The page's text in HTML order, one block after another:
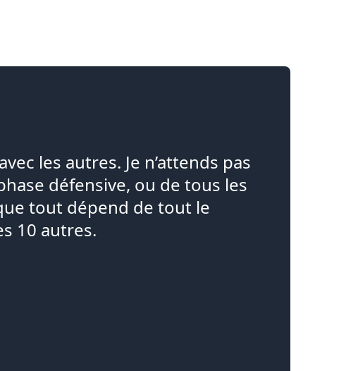
les autres. Je n’attends pas
défensive, ou de tous les
tout dépend de tout le
10 autres.